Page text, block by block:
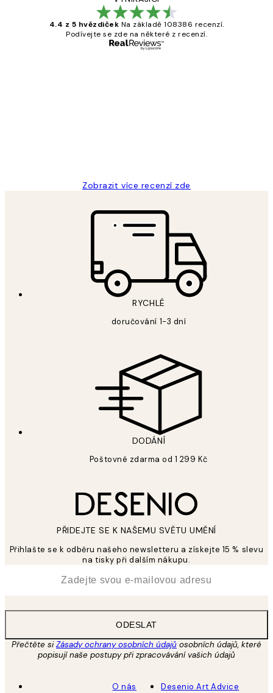
4.4 z 5 hvězdiček Na základě 108386 recenzí.
Podívejte se zde na některé z recenzí.
Zobrazit více recenzí zde
RYCHLÉ
doručování 1-3 dní
DODÁNÍ
Poštovné zdarma od 1 299 Kč
PŘIDEJTE SE K NAŠEMU SVĚTU UMĚNÍ
Přihlašte se k odběru našeho newsletteru a získejte 15 % slevu
na tisky při dalším nákupu.
ODESLAT
Přečtěte siZásady ochrany osobních údajů osobních údajů, které
popisují naše postupy při zpracovávání vašich údajů
O nás
Desenio Art Advice